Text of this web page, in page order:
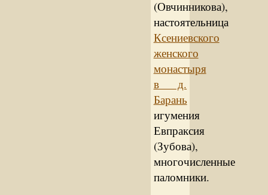
(Овчинникова),
настоятельница
Ксениевского
женского
монастыря
в д.
Барань
игумения
Евпраксия
(Зубова),
многочисленные
паломники.